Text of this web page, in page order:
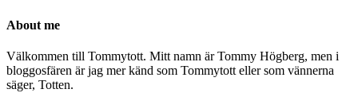
About me
Välkommen till Tommytott. Mitt namn är Tommy Högberg, men i
bloggosfären är jag mer känd som Tommytott eller som vännerna
säger, Totten.